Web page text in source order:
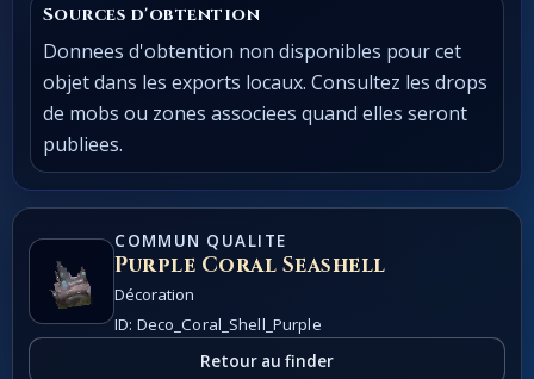
Sources d'obtention
Donnees d'obtention non disponibles pour cet
objet dans les exports locaux. Consultez les drops
de mobs ou zones associees quand elles seront
publiees.
COMMUN QUALITE
Purple Coral Seashell
Décoration
ID: Deco_Coral_Shell_Purple
Retour au finder